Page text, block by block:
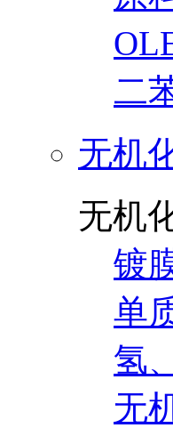
二
无机
无机
镀
单
氢
无